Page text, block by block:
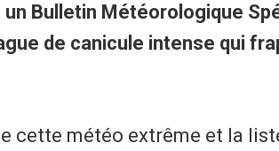
Bulletin Météorologique
de canicule intense qui
cette météo extrême et la